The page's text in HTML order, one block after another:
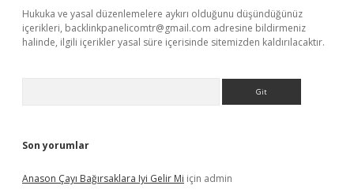
Hukuka ve yasal düzenlemelere aykırı olduğunu düşündüğünüz
içerikleri, backlinkpanelicomtr@gmail.com adresine bildirmeniz
halinde, ilgili içerikler yasal süre içerisinde sitemizden kaldırılacaktır.
Son yorumlar
Anason Çayı Bağırsaklara Iyi Gelir Mi için admin